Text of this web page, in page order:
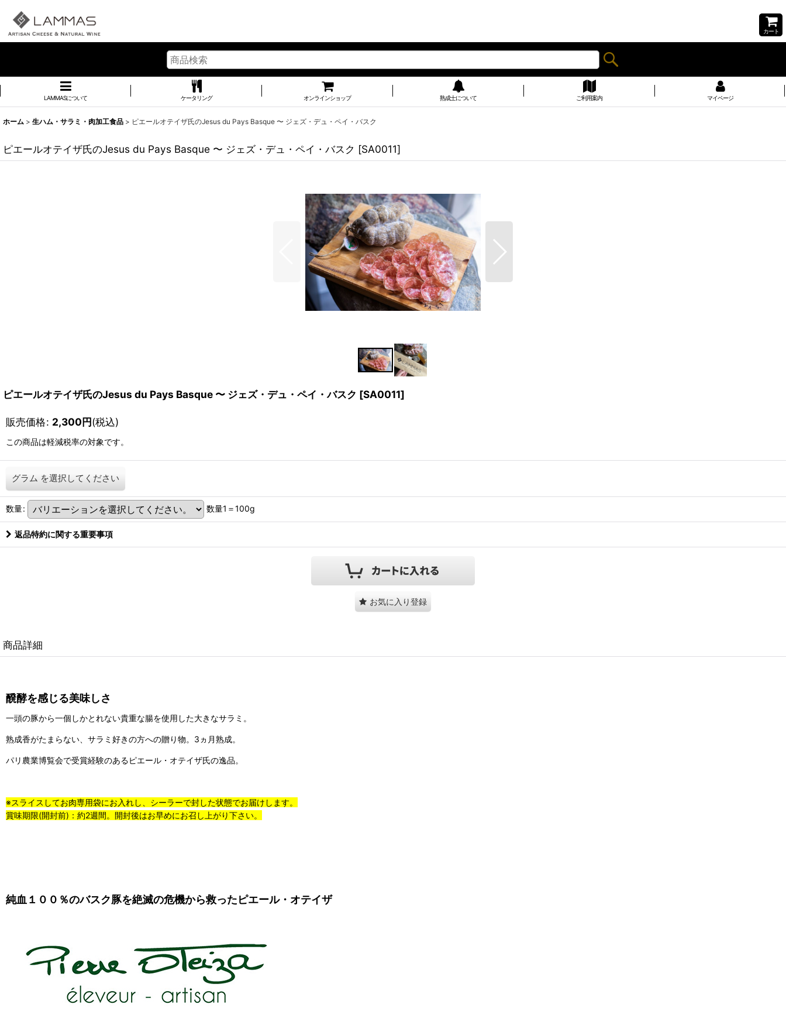
カート
LAMMASについて ケータリング オンラインショップ 熟成士について ご利用案内 マイページ
ホーム > 生ハム・サラミ・肉加工食品 > ピエールオテイザ氏のJesus du Pays Basque 〜 ジェズ・デュ・ペイ・バスク
ピエールオテイザ氏のJesus du Pays Basque 〜 ジェズ・デュ・ペイ・バスク [SA0011]
ピエールオテイザ氏のJesus du Pays Basque 〜 ジェズ・デュ・ペイ・バスク [SA0011]
販売価格: 2,300円(税込)
この商品は軽減税率の対象です。
グラム を選択してください
数量: 数量1＝100g
返品特約に関する重要事項
お気に入り登録
商品詳細
醗酵を感じる美味しさ
一頭の豚から一個しかとれない貴重な腸を使用した大きなサラミ。
熟成香がたまらない、サラミ好きの方への贈り物。3ヵ月熟成。
パリ農業博覧会で受賞経験のあるピエール・オテイザ氏の逸品。
※スライスしてお肉専用袋にお入れし、シーラーで封した状態でお届けします。
賞味期限(開封前)：約2週間。開封後はお早めにお召し上がり下さい。
純血１００％のバスク豚を絶滅の危機から救ったピエール・オテイザ